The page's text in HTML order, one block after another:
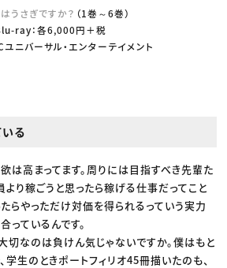
うさぎですか？ （1巻～6巻）
ray：各6,000円＋税
ユニバーサル・エンターテイメント
る
は高まってます。周りには目指すべき先輩た
より稼ごうと思ったら稼げる仕事だってこと
らやっただけ対価を得られるっていう実力
ているんです。
切なのは負けん気じゃないですか。僕はもと
生のときポートフィリオ45冊描いたのも、